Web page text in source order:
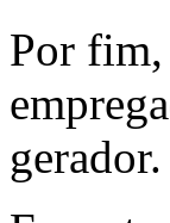
Por fim,
gerador.